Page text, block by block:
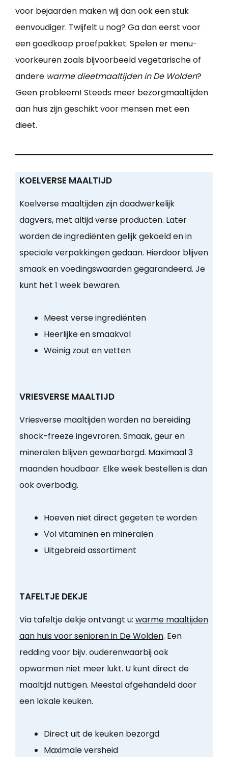
voor bejaarden maken wij dan ook een stuk
eenvoudiger. Twijfelt u nog? Ga dan eerst voor
een goedkoop proefpakket. Spelen er menu-
voorkeuren zoals bijvoorbeeld vegetarische of
andere warme dieetmaaltijden in De Wolden?
Geen probleem! Steeds meer bezorgmaaltijden
aan huis zijn geschikt voor mensen met een
dieet.
KOELVERSE MAALTIJD
Koelverse maaltijden zijn daadwerkelijk
dagvers, met altijd verse producten. Later
worden de ingrediënten gelijk gekoeld en in
speciale verpakkingen gedaan. Hierdoor blijven
smaak en voedingswaarden gegarandeerd. Je
kunt het 1 week bewaren.
Meest verse ingrediënten
Heerlijke en smaakvol
Weinig zout en vetten
VRIESVERSE MAALTIJD
Vriesverse maaltijden worden na bereiding
shock-freeze ingevroren. Smaak, geur en
mineralen blijven gewaarborgd. Maximaal 3
maanden houdbaar. Elke week bestellen is dan
ook overbodig.
Hoeven niet direct gegeten te worden
Vol vitaminen en mineralen
Uitgebreid assortiment
TAFELTJE DEKJE
Via tafeltje dekje ontvangt u: warme maaltijden
aan huis voor senioren in De Wolden. Een
redding voor bijv. ouderenwaarbij ook
opwarmen niet meer lukt. U kunt direct de
maaltijd nuttigen. Meestal afgehandeld door
een lokale keuken.
Direct uit de keuken bezorgd
Maximale versheid